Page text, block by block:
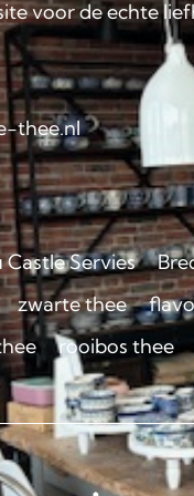
voor de echte
thee.nl
Castle Servies
zwarte thee
rooibos thee